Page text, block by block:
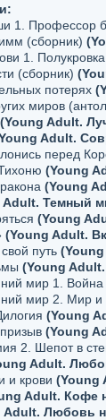
1. Профессор
(сборник)
1.
(сборник)
потерях
миров
(Young Adult.
Adult.
перед
(Young
(Young
Adult. Темный
(Young
(Young Adult.
путь
(Young
мир 1.
мир 2. Мир
(Young
(Young
2. Шепот в
Adult.
и крови (Young
Adult. Кофе
Adult. Любовь